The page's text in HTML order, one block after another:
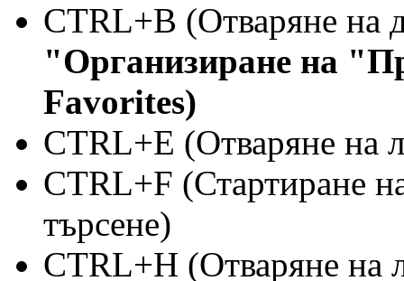
CTRL+B (Отваряне на
"Организиране на
Favorites)
CTRL+E (Отваряне на
CTRL+F (Стартиране
търсене)
CTRL+H (Отваряне на